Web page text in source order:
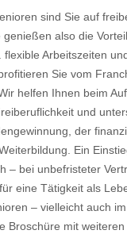
sind Sie auf
also die
flexible Arbeitszeiten
Sie vom
helfen Ihnen beim
und
der
Ein
– bei unbefristeter
eine Tätigkeit als
– vielleicht auch
Broschüre mit